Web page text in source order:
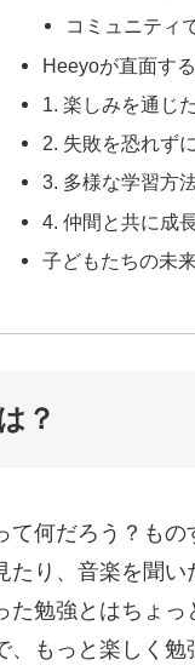
コミュニティ
Heeyoが直面す
1. 楽しみを通じ
2. 失敗を恐れず
3. 多様な学習方
4. 仲間と共に成
子どもたちの未
？
て何だろう？も
たり、音楽を聞
た勉強とはちょ
もっと楽しく勉